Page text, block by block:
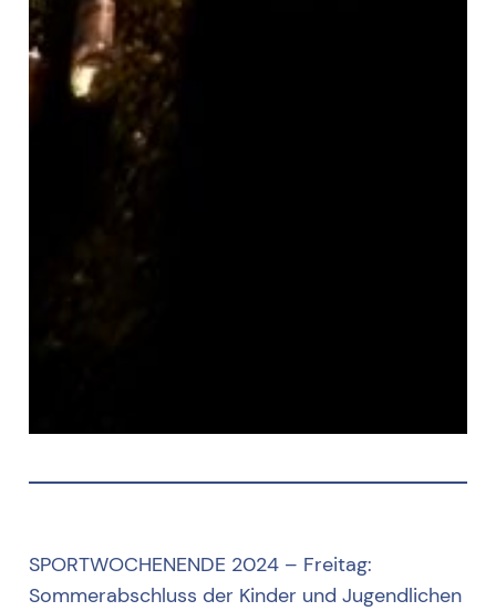
SPORTWOCHENENDE 2024 – Freitag:
Sommerabschluss der Kinder und Jugendlichen